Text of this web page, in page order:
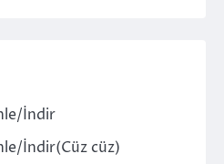
İndir
İndir(Cüz cüz)